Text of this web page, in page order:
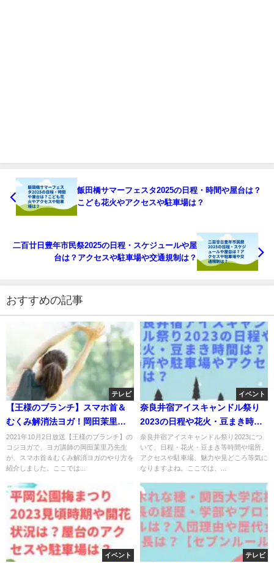
飯田橋サマーフェスタ2025の日程・時間や屋台は？
こども花火やアクセスや駐車場は？
二百廿日豊年市民祭2025の日程・スケジュールや屋
台は？アクセスや駐車場や交通規制は？
おすすめの記事
テレビ
【王様のブランチ】スマホ首＆
むくみ解消法ヨガ！岡田茉里乃
がコジヨガで伝授！10月2日
2021年10月2日放送【王様のブランチ】の
コジヨガで、ヨガ講師の岡田茉里乃先生
が、スマホ首＆むくみ解消ヨガのやり方を
紹介しました。ここでは...
イベント
奈良井宿アイスキャンドル祭り
2023の日程や花火・豆まき時間
は？場所や駐車場やアクセス
は？
奈良井宿アイスキャンドル祭り2023につ
いて、日程・花火・豆まき等時間や場所、
アクセスや駐車場、魅力や見どころ等気に
なりますよね。ここでは、...
イベント テレビ